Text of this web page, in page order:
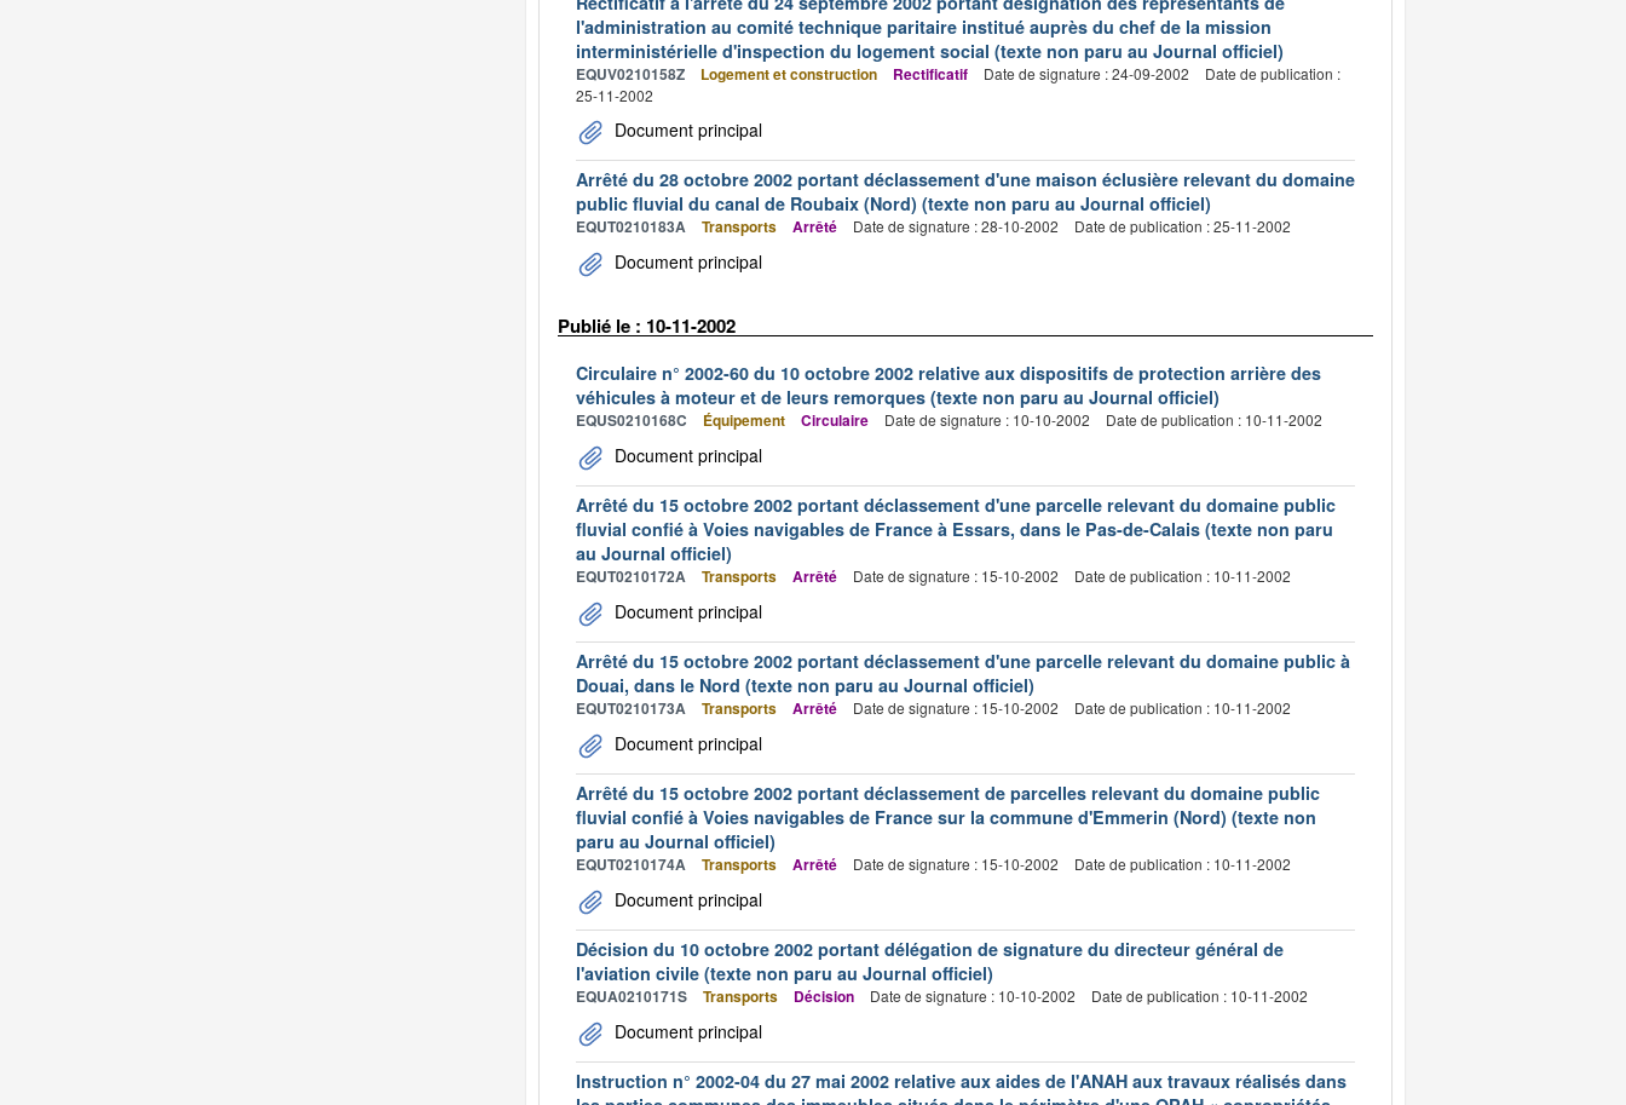
l'administration au comité technique paritaire institué auprès du chef de la mission
interministérielle d'inspection du logement social (texte non paru au Journal officiel)
EQUV0210158Z Logement et construction Rectificatif Date de signature : 24-09-2002
Date de publication :
25-11-2002
Document principal
Arrêté du 28 octobre 2002 portant déclassement d'une maison éclusière relevant du domaine
public fluvial du canal de Roubaix (Nord) (texte non paru au Journal officiel)
EQUT0210183A Transports Arrêté Date de signature : 28-10-2002 Date de publication : 25-11-2002
Document principal
Publié le : 10-11-2002
Circulaire n° 2002-60 du 10 octobre 2002 relative aux dispositifs de protection arrière des
véhicules à moteur et de leurs remorques (texte non paru au Journal officiel)
EQUS0210168C Équipement Circulaire Date de signature : 10-10-2002 Date de publication : 10-11-2002
Document principal
Arrêté du 15 octobre 2002 portant déclassement d'une parcelle relevant du domaine public
fluvial confié à Voies navigables de France à Essars, dans le Pas-de-Calais (texte non paru
au Journal officiel)
EQUT0210172A Transports Arrêté Date de signature : 15-10-2002 Date de publication : 10-11-2002
Document principal
Arrêté du 15 octobre 2002 portant déclassement d'une parcelle relevant du domaine public à
Douai, dans le Nord (texte non paru au Journal officiel)
EQUT0210173A Transports Arrêté Date de signature : 15-10-2002 Date de publication : 10-11-2002
Document principal
Arrêté du 15 octobre 2002 portant déclassement de parcelles relevant du domaine public
fluvial confié à Voies navigables de France sur la commune d'Emmerin (Nord) (texte non
paru au Journal officiel)
EQUT0210174A Transports Arrêté Date de signature : 15-10-2002 Date de publication : 10-11-2002
Document principal
Décision du 10 octobre 2002 portant délégation de signature du directeur général de
l'aviation civile (texte non paru au Journal officiel)
EQUA0210171S Transports Décision Date de signature : 10-10-2002 Date de publication : 10-11-2002
Document principal
Instruction n° 2002-04 du 27 mai 2002 relative aux aides de l'ANAH aux travaux réalisés dans